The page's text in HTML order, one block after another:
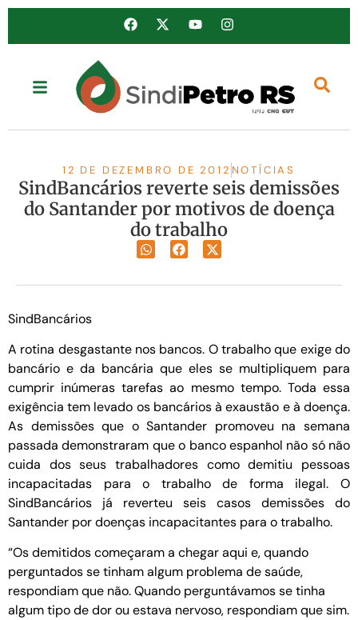
12 DE DEZEMBRO DE 2012 NOTÍCIAS
SindBancários reverte seis demissões
do Santander por motivos de doença
do trabalho
SindBancários
A rotina desgastante nos bancos. O trabalho que exige do
bancário e da bancária que eles se multipliquem para
cumprir inúmeras tarefas ao mesmo tempo. Toda essa
exigência tem levado os bancários à exaustão e à doença.
As demissões que o Santander promoveu na semana
passada demonstraram que o banco espanhol não só não
cuida dos seus trabalhadores como demitiu pessoas
incapacitadas para o trabalho de forma ilegal. O
SindBancários já reverteu seis casos demissões do
Santander por doenças incapacitantes para o trabalho.
“Os demitidos começaram a chegar aqui e, quando
perguntados se tinham algum problema de saúde,
respondiam que não. Quando perguntávamos se tinha
algum tipo de dor ou estava nervoso, respondiam que sim.